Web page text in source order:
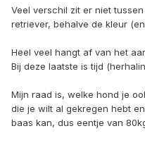
Veel verschil zit er niet
retriever, behalve de kleur
Heel veel hangt af van het
Bij deze laatste is tijd
Mijn raad is, welke hond je
die je wilt al gekregen hebt
baas kan, dus eentje van